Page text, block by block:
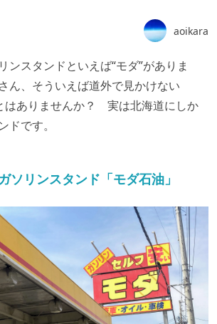
aoikara
ンスタンドといえば“モダ”がありま
ん、そういえば道外で見かけない
ありませんか？ 実は北海道にしか
ドです。
ソリンスタンド「モダ石油」